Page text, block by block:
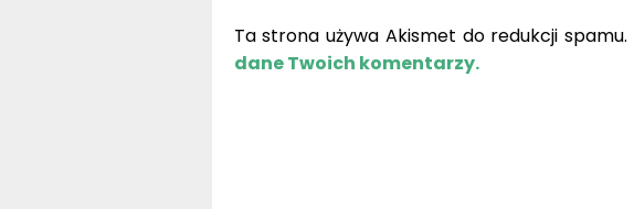
Ta strona używa Akismet do redukcji spamu.
dane Twoich komentarzy.